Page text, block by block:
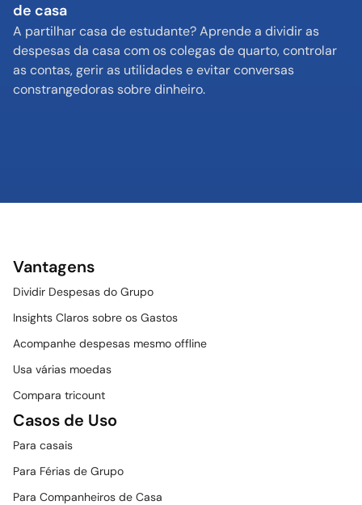
de casa
A partilhar casa de estudante? Aprende a dividir as
despesas da casa com os colegas de quarto, controlar
as contas, gerir as utilidades e evitar conversas
constrangedoras sobre dinheiro.
Vantagens
Dividir Despesas do Grupo
Insights Claros sobre os Gastos
Acompanhe despesas mesmo offline
Usa várias moedas
Compara tricount
Casos de Uso
Para casais
Para Férias de Grupo
Para Companheiros de Casa